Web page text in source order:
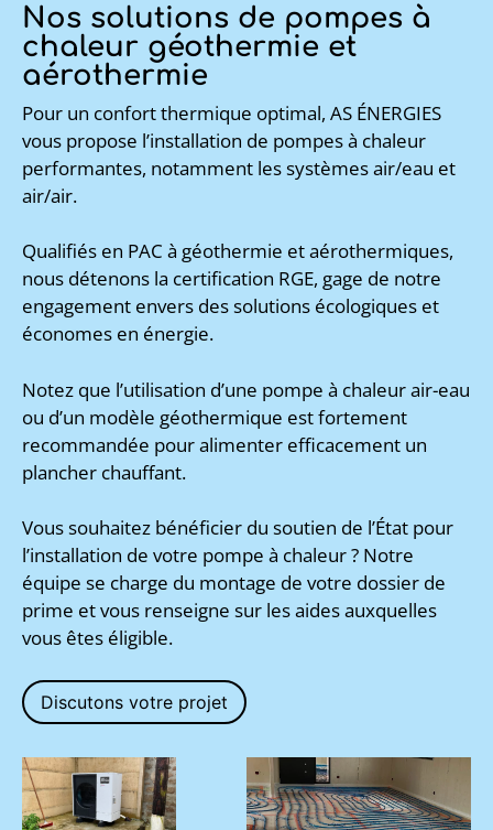
Nos solutions de pompes à
chaleur géothermie et
aérothermie
Pour un confort thermique optimal, AS ÉNERGIES
vous propose l’installation de pompes à chaleur
performantes, notamment les systèmes air/eau et
air/air.
Qualifiés en PAC à géothermie et aérothermiques,
nous détenons la certification RGE, gage de notre
engagement envers des solutions écologiques et
économes en énergie.
Notez que l’utilisation d’une pompe à chaleur air-eau
ou d’un modèle géothermique est fortement
recommandée pour alimenter efficacement un
plancher chauffant.
Vous souhaitez bénéficier du soutien de l’État pour
l’installation de votre pompe à chaleur ? Notre
équipe se charge du montage de votre dossier de
prime et vous renseigne sur les aides auxquelles
vous êtes éligible.
Discutons votre projet